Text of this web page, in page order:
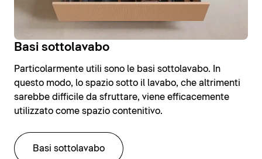
Basi sottolavabo
Particolarmente utili sono le basi sottolavabo. In
questo modo, lo spazio sotto il lavabo, che altrimenti
sarebbe difficile da sfruttare, viene efficacemente
utilizzato come spazio contenitivo.
Basi sottolavabo